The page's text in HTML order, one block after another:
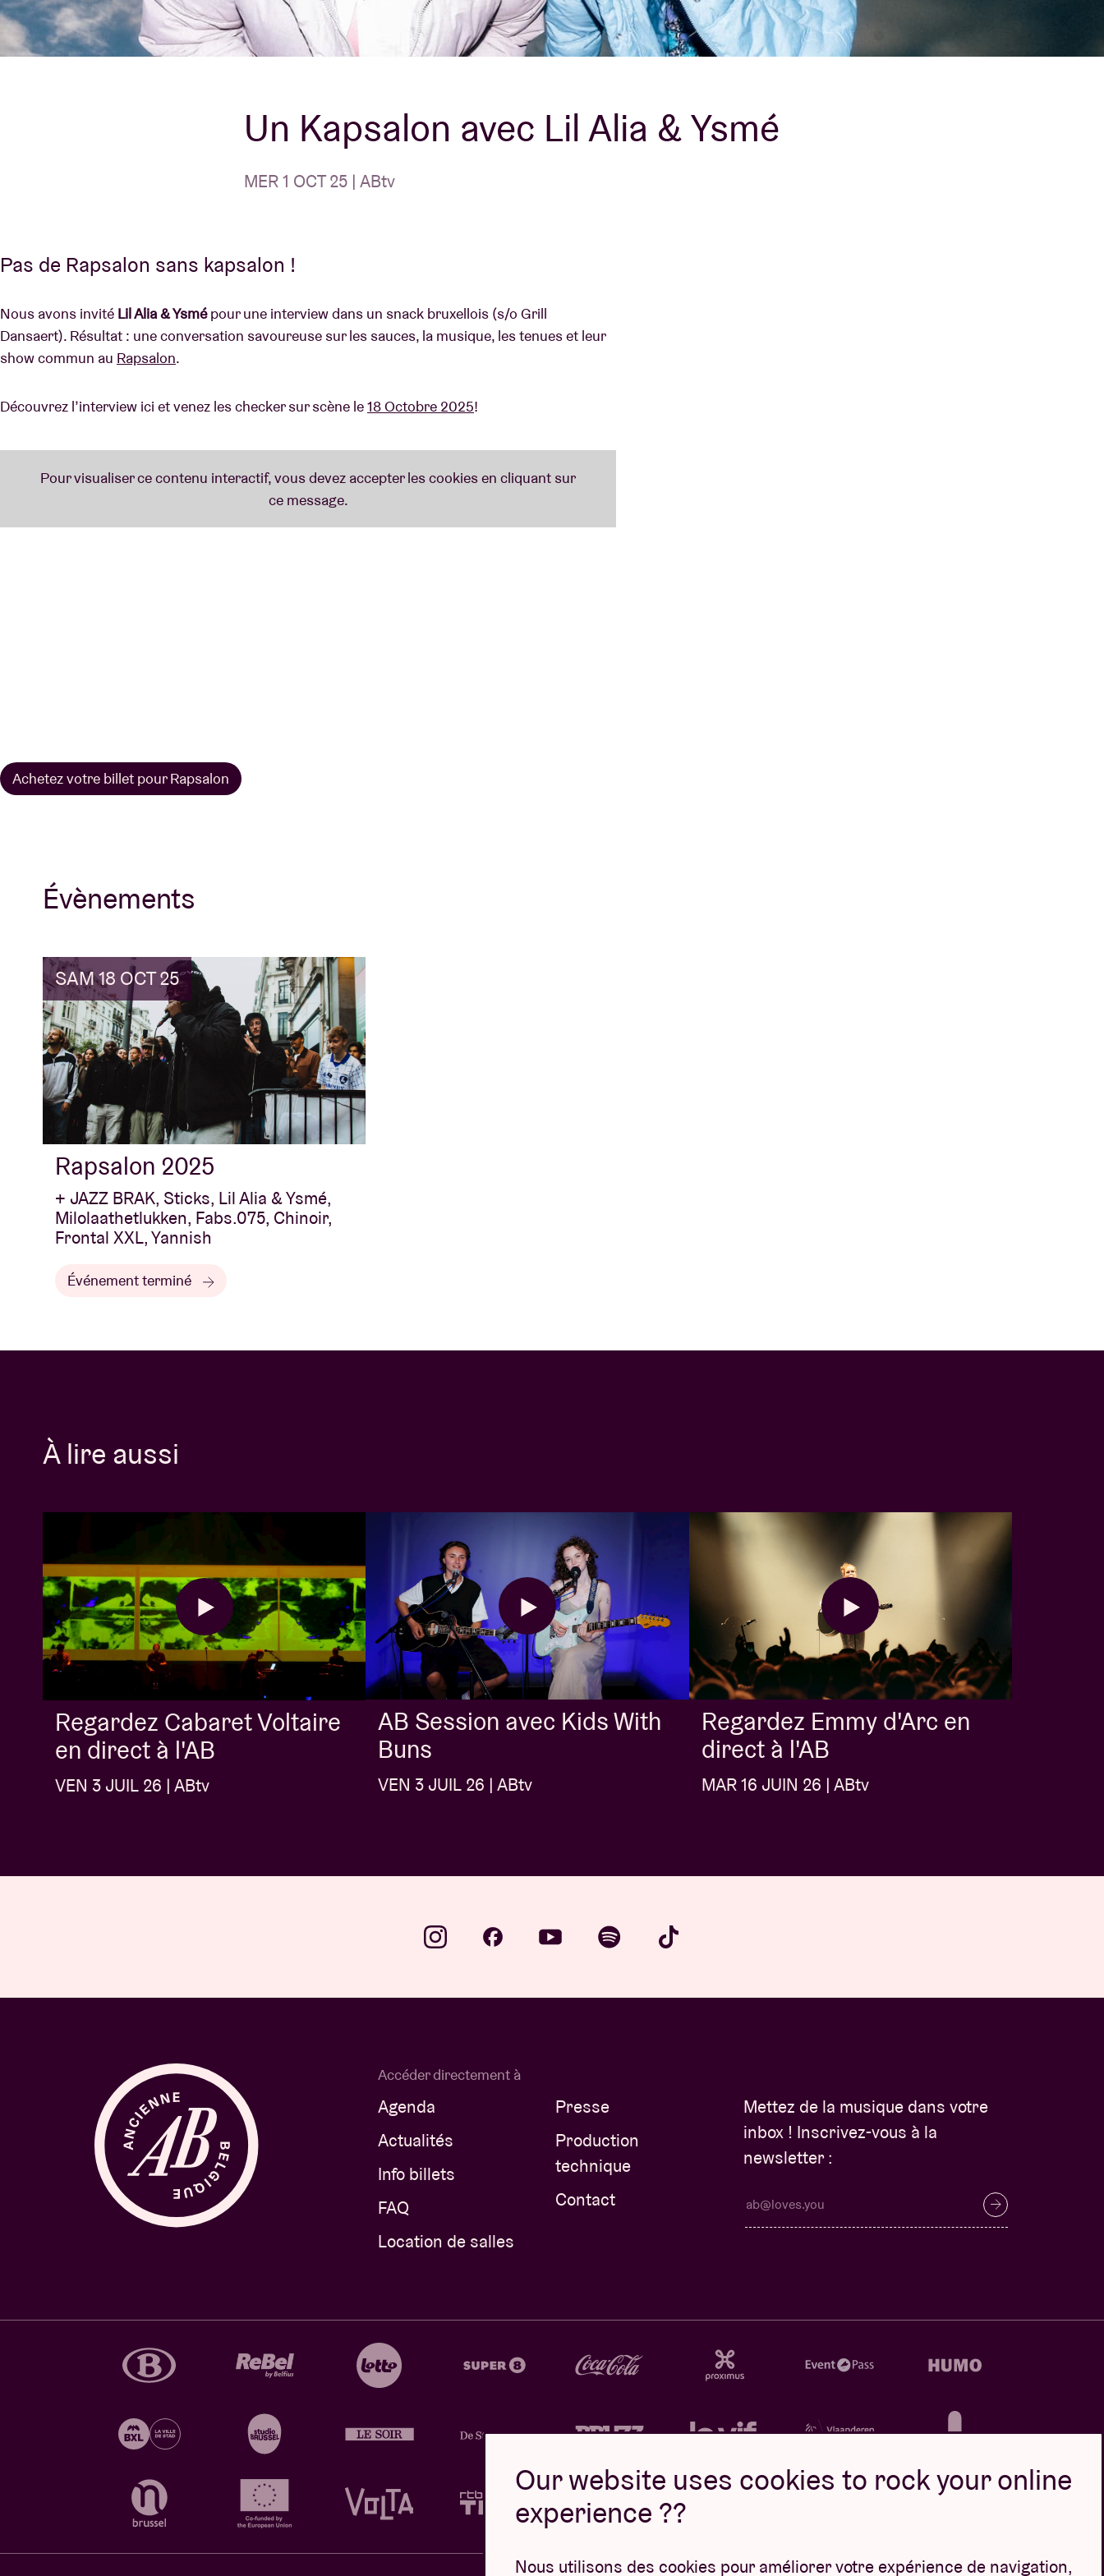
AB ❤ you
À propos de l'AB
Contact
Un Kapsalon avec Lil Alia & Ysmé
MER 1 OCT 25 | ABtv
Pas de Rapsalon sans kapsalon !
Nous avons invité Lil Alia & Ysmépour une interview dans un snack bruxellois (s/o Grill
Dansaert). Résultat : une conversation savoureuse sur les sauces, la musique, les tenues et leur
show commun au Rapsalon.
Découvrez l’interview ici et venez les checker sur scène le18 Octobre 2025!
Achetez votre billet pour Rapsalon
Évènements
SAM 18 OCT 25
Rapsalon 2025
+ JAZZ BRAK, Sticks, Lil Alia & Ysmé,
Milolaathetlukken, Fabs.075, Chinoir,
Frontal XXL, Yannish
Événement terminé
À lire aussi
Regardez Cabaret Voltaire
en direct à l'AB
VEN 3 JUIL 26 | ABtv
AB Session avec Kids With
Buns
VEN 3 JUIL 26 | ABtv
Regardez Emmy d'Arc en
direct à l'AB
MAR 16 JUIN 26 | ABtv
Accéder directement à
Agenda
Actualités
Info billets
FAQ
Location de salles
Presse
Production
technique
Contact
Mettez de la musique dans votre
inbox ! Inscrivez-vous à la
newsletter :
Our website uses cookies to rock your online
experience ??
Nous utilisons des cookies pour améliorer votre expérience de navigation,